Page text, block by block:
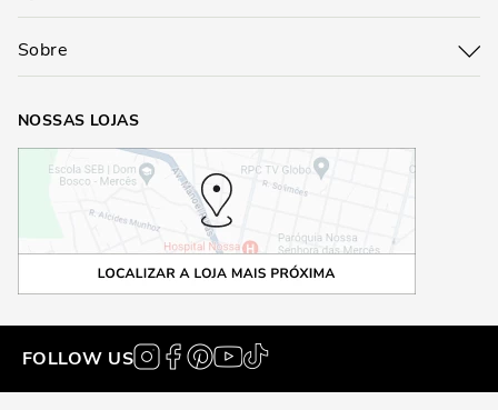
Sobre
NOSSAS LOJAS
FOLLOW US